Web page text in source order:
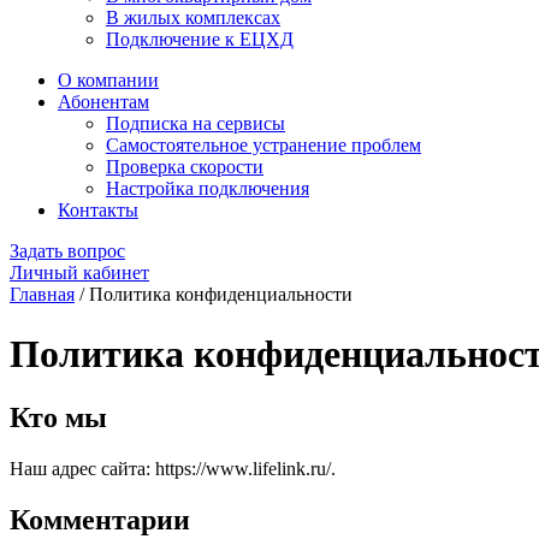
В жилых комплексах
Подключение к ЕЦХД
О компании
Абонентам
Подписка на сервисы
Самостоятельное устранение проблем
Проверка скорости
Настройка подключения
Контакты
Задать вопрос
Личный кабинет
Главная /Политика конфиденциальности
Политика
Кто мы
Наш адрес сайта: https://www.lifelink.ru/.
Комментарии